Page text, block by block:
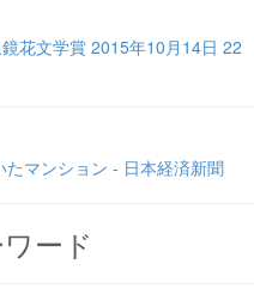
花文学賞 2015年10月14日 22
マンション - 日本経済新聞
ード